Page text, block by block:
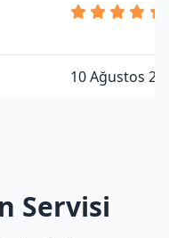
10 Ağustos
Servisi